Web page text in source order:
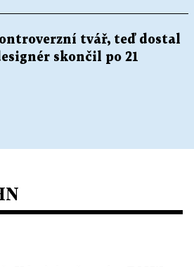
tvář, teď dostal
skončil po 21